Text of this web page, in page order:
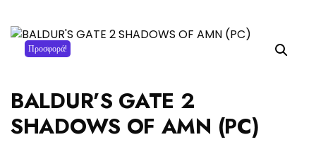
Προσφορά!
BALDUR’S GATE 2
SHADOWS OF AMN (PC)